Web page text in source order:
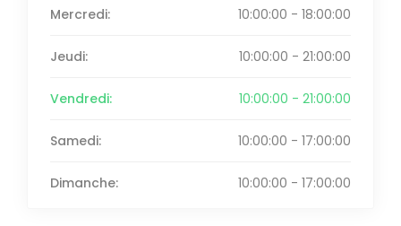
Mercredi: 10:00:00 - 18:00:00
Jeudi: 10:00:00 - 21:00:00
Vendredi: 10:00:00 - 21:00:00
Samedi: 10:00:00 - 17:00:00
Dimanche: 10:00:00 - 17:00:00